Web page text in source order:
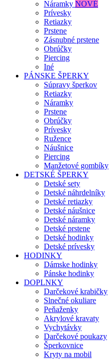
Náramky NOVÉ
Prívesky
Retiazky
Prstene
Zásnubné prstene
Obrúčky
Piercing
Iné
PÁNSKE ŠPERKY
Súpravy šperkov
Retiazky
Náramky
Prstene
Obrúčky
Prívesky
Ružence
Náušnice
Piercing
Manžetové gombíky
DETSKÉ ŠPERKY
Detské sety
Detské náhrdelníky
Detské retiazky
Detské náušnice
Detské náramky
Detské prstene
Detské hodinky
Detské prívesky
HODINKY
Dámske hodinky
Pánske hodinky
DOPLNKY
Darčekové krabičky
Slnečné okuliare
Peňaženky
Akrylové kravaty
Vychytávky
Darčekové poukazy
Šperkovnice
Kryty na mobil